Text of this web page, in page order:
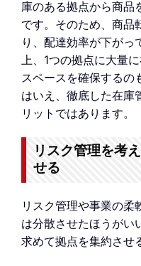
庫のある拠点から商品
です。そのため、商品
り、配達効率が下がっ
上、1つの拠点に大量
スペースを確保するの
はいえ、徹底した在庫
リットではあります。
リスク管理を考
せる
リスク管理や事業の柔
は分散させたほうがい
求めて拠点を集約させ